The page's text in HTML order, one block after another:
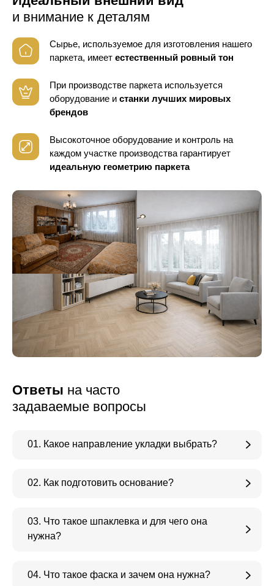
и внимание к деталям
Сырье, используемое для изготовления нашего
паркета, имеет естественный ровный тон
При производстве паркета используется
оборудование и станки лучших мировых
брендов
Высокоточное оборудование и контроль на
каждом участке производства гарантирует
идеальную геометрию паркета
Ответы на часто
задаваемые вопросы
01. Какое направление укладки выбрать?
02. Как подготовить основание?
03. Что такое шпаклевка и для чего она
нужна?
04. Что такое фаска и зачем она нужна?